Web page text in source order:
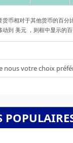
货币相对于其他货币的百
到 美元 ，则框中显示的百
nous votre choix